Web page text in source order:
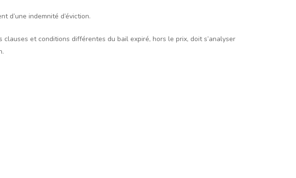
d’une indemnité d’éviction.
et conditions différentes du bail expiré, hors le prix, doit s’analyser